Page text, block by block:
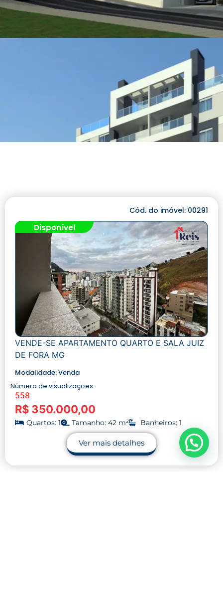
Cód. do imóvel: 00291
Disponível
VENDE-SE APARTAMENTO QUARTO E SALA JUIZ
DE FORA MG
Modalidade:Venda
Número de visualizações:
558
R$ 350.000,00
Quartos: 1 Tamanho: 42 m² Banheiros: 1
Ver mais detalhes